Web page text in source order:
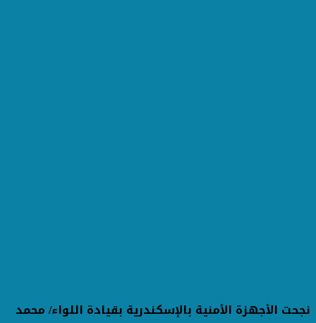
نجحت الأجهزة الأمنية بالإسكندرية بقيادة اللواء/ محمد